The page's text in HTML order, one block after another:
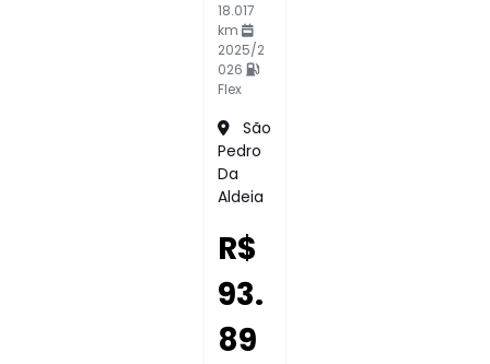
18.017
km
2025/2
026
Flex
São
Pedro
Da
Aldeia
R$
93.
89